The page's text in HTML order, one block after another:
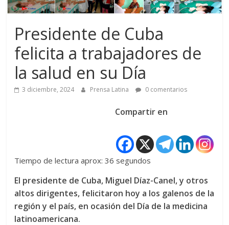
Presidente de Cuba
felicita a trabajadores de
la salud en su Día
3 diciembre, 2024 Prensa Latina 0 comentarios
Compartir en
Tiempo de lectura aprox: 36 segundos
El presidente de Cuba, Miguel Díaz-Canel, y otros
altos dirigentes, felicitaron hoy a los galenos de la
región y el país, en ocasión del Día de la medicina
latinoamericana.